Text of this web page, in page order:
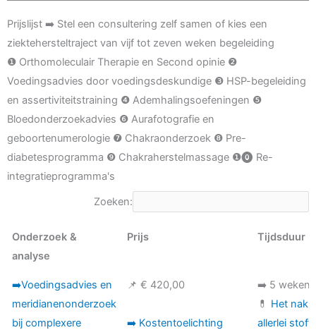
Prijslijst ➡️ Stel een consultering zelf samen of kies een
ziektehersteltraject van vijf tot zeven weken begeleiding
❶ Orthomoleculair Therapie en Second opinie ❷
Voedingsadvies door voedingsdeskundige ❸ HSP-begeleiding
en assertiviteitstraining ❹ Ademhalingsoefeningen ❺
Bloedonderzoekadvies ❻ Aurafotografie en
geboortenumerologie ❼ Chakraonderzoek ❽ Pre-
diabetesprogramma ❾ Chakraherstelmassage ❶⓿ Re-
integratieprogramma's
Zoeken:
Onderzoek &
analyse
Prijs Tijdsduur
Onderzoek &
analyse
Prijs Tijdsduur
➡️Voedingsadvies en
meridianenonderzoek
bij complexere
📌 € 420,00
➡️ Kostentoelichting
➡️ 5 weken
💊 Het
allerlei